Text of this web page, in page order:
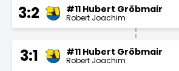
3:2 #11 Hubert Gröbmair
Robert Joachim
3:1 #11 Hubert Gröbmair
Robert Joachim